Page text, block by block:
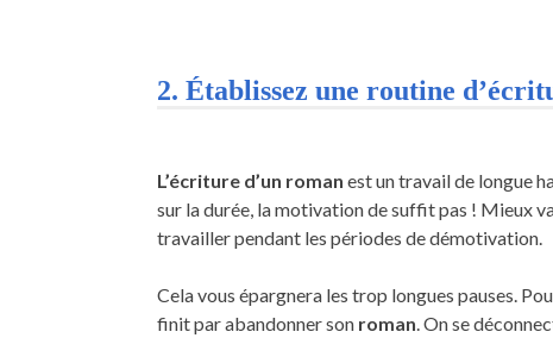
2. Établissez une routine
L’écriture d’un roman est un travail de longue
sur la durée, la motivation de suffit pas ! Mieux
travailler pendant les périodes de démotivation.
Cela vous épargnera les trop longues pauses.
finit par abandonner son roman . On se